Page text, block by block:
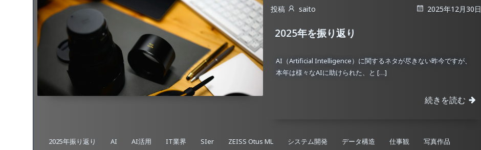
投稿 saito 2025年12月30日
2025年を振り返り
AI（Artificial Intelligence）に関するネタが尽きない昨今ですが、
本年は様々なAIに助けられた、と […]
続きを読む
2025年振り返り AI AI活用 IT業界 SIer ZEISS Otus ML システム開発 データ構造 仕事観
写真作品